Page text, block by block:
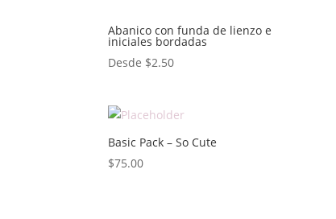
Abanico con funda de lienzo e
iniciales bordadas
Desde $2.50
Basic Pack – So Cute
$75.00